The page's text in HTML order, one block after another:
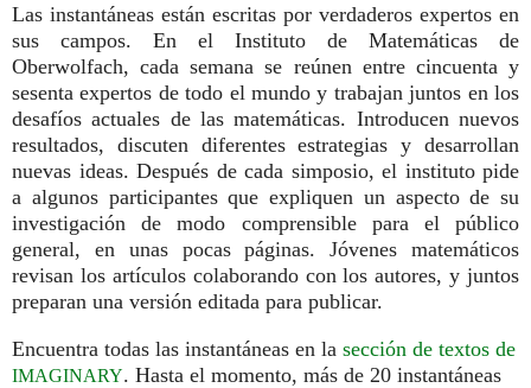
Las instantáneas están escritas por verdaderos expertos en
sus campos. En el Instituto de Matemáticas de
Oberwolfach, cada semana se reúnen entre cincuenta y
sesenta expertos de todo el mundo y trabajan juntos en los
desafíos actuales de las matemáticas. Introducen nuevos
resultados, discuten diferentes estrategias y desarrollan
nuevas ideas. Después de cada simposio, el instituto pide
a algunos participantes que expliquen un aspecto de su
investigación de modo comprensible para el público
general, en unas pocas páginas. Jóvenes matemáticos
revisan los artículos colaborando con los autores, y juntos
preparan una versión editada para publicar.
Encuentra todas las instantáneas en la sección de textos de
IMAGINARY. Hasta el momento, más de 20 instantáneas